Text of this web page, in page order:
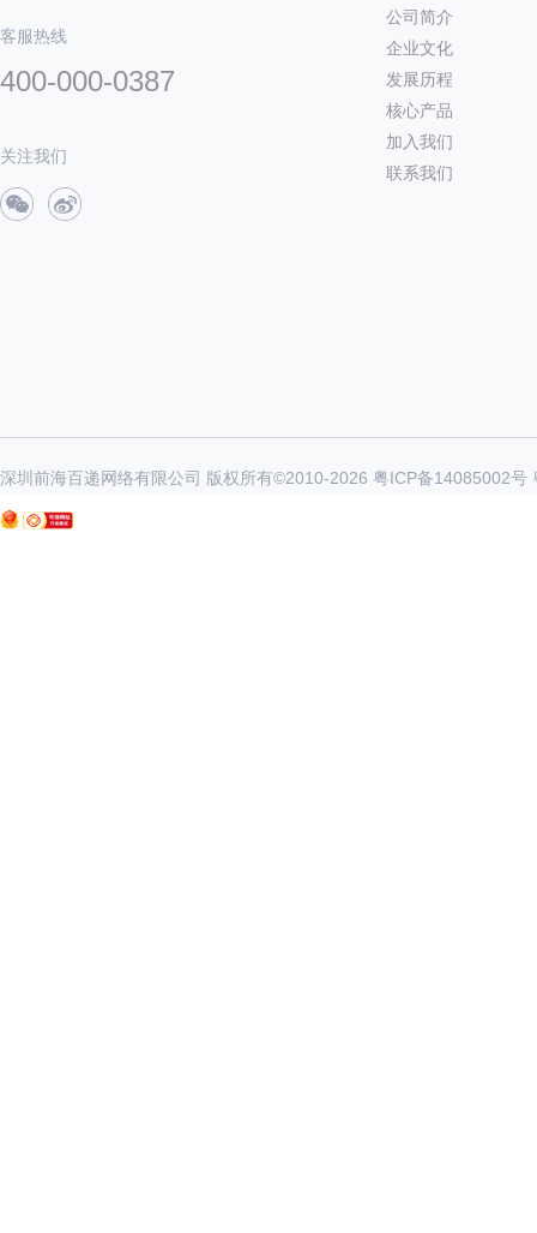
客服热线
400-000-0387
关注我们
公司简介
企业文化
发展历程
核心产品
加入我们
联系我们
深圳前海百递网络有限公司 版权所有©2010-2026 粤ICP备14085002号